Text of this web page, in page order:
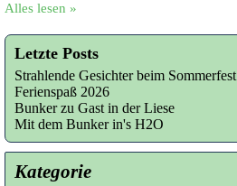
Alles lesen »
Letzte Posts
Strahlende Gesichter beim Sommerfest
Ferienspaß 2026
Bunker zu Gast in der Liese
Mit dem Bunker in's H2O
Kategorie